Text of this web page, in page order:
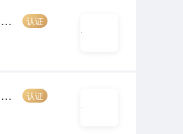
秀山县香泽园餐饮服务部（个体工商户） 认证
秀山县香泽园餐饮服务部（个体工商户） 认证